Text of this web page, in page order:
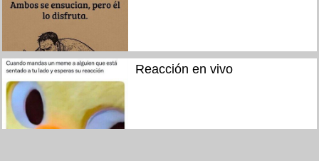
Reacción en vivo